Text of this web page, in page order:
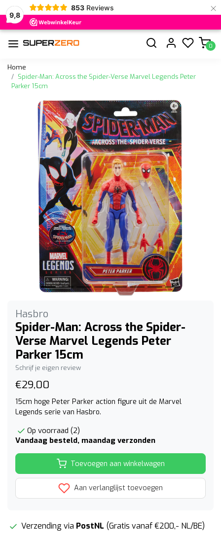
9,8
853 Reviews ×
0
Home
Spider-Man: Across the Spider-Verse Marvel Legends Peter
Parker 15cm
Vorige
Hasbro
Spider-Man: Across the Spider-
Verse Marvel Legends Peter
Parker 15cm
Schrijf je eigen review
€29,00
15cm hoge Peter Parker action figure uit de Marvel
Legends serie van Hasbro.
Op voorraad (2)
Vandaag besteld, maandag verzonden
Toevoegen aan winkelwagen
Aan verlanglijst toevoegen
Verzending via PostNL (Gratis vanaf €200,- NL/BE)